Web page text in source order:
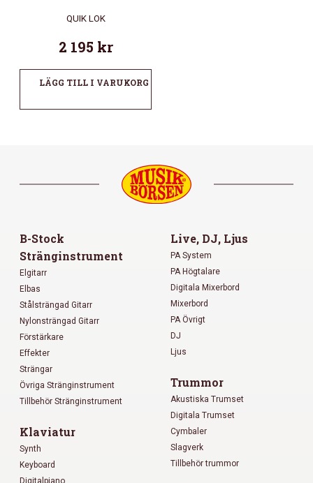
QUIK LOK
2 195 kr
LÄGG TILL I VARUKORG
B-Stock
Stränginstrument
Elgitarr
Elbas
Stålsträngad Gitarr
Nylonsträngad Gitarr
Förstärkare
Effekter
Strängar
Övriga Stränginstrument
Tillbehör Stränginstrument
Klaviatur
Synth
Keyboard
Digitalpiano
Live, DJ, Ljus
PA System
PA Högtalare
Digitala Mixerbord
Mixerbord
PA Övrigt
DJ
Ljus
Trummor
Akustiska Trumset
Digitala Trumset
Cymbaler
Slagverk
Tillbehör trummor